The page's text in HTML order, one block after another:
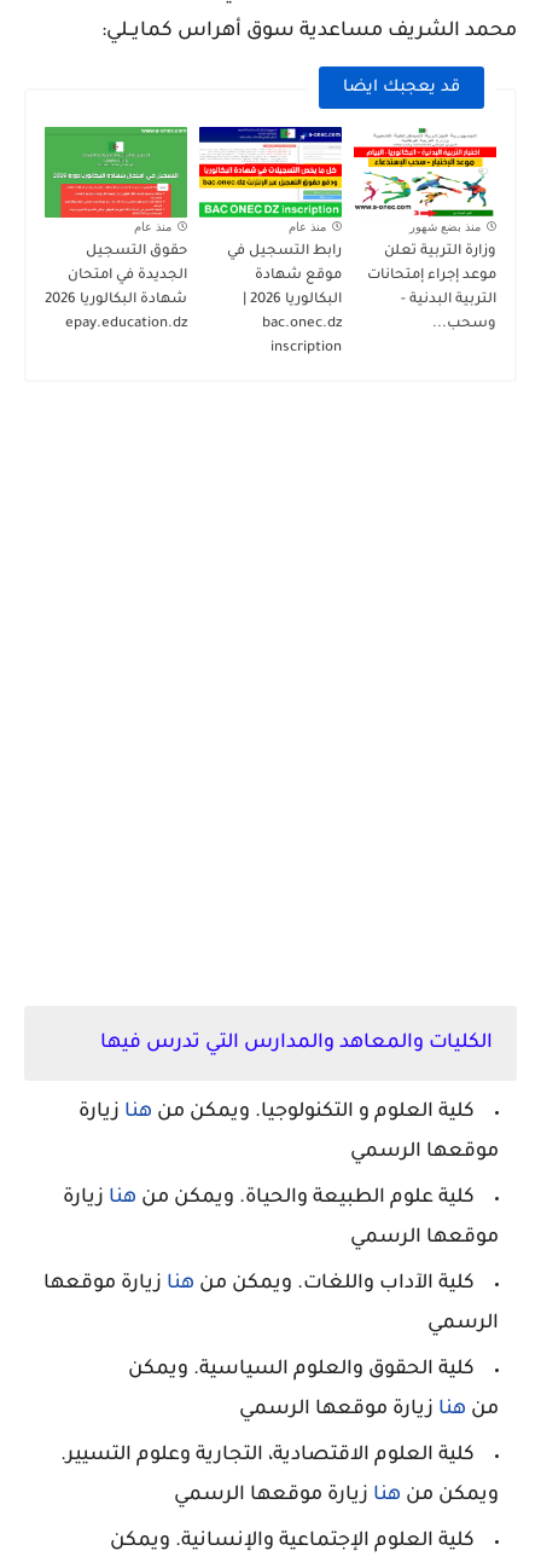
محمد الشريف مساعدية سوق أهراس كمايــلي:
قد يعجبك ايضا
منذ بضع شهور
وزارة التربية تعلن
موعد إجراء إمتحانات
التربية البدنية -
وسحب...
منذ عام
رابط التسجيل في
موقع شهادة
bac.onec.dz
inscription
منذ عام
حقوق التسجيل
الجديدة في امتحان
شهادة البكالوريا 2026
epay.education.dz
الكليات والمعاهد والمدارس التي تدرس فيها
كلية العلوم و التكنولوجيا. ويمكن من هنا زيارة
موقعها الرسمي
كلية علوم الطبيعة والحياة. ويمكن من هنا زيارة
موقعها الرسمي
كلية الآداب واللغات. ويمكن من هنا زيارة موقعها
الرسمي
كلية الحقوق والعلوم السياسية. ويمكن
من هنا زيارة موقعها الرسمي
كلية العلوم الاقتصادية، التجارية وعلوم التسيير.
ويمكن من هنا زيارة موقعها الرسمي
كلية العلوم الإجتماعية والإنسانية. ويمكن